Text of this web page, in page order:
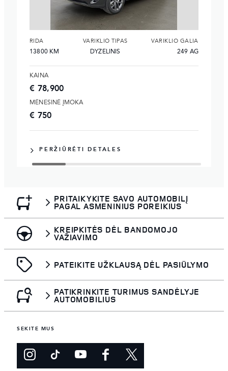
RIDA
13800 KM
VARIKLIO TIPAS
DYZELINIS
VARIKLIO GALIA
249 AG
KAINA
€ 78,900
MĖNESINĖ ĮMOKA
€ 750
PERŽIŪRĖTI DETALES
PRITAIKYKITE SAVO AUTOMOBILĮ
PAGAL ASMENINIUS POREIKIUS
KREIPKITĖS DĖL BANDOMOJO
VAŽIAVIMO
PATEIKITE UŽKLAUSĄ DĖL PASIŪLYMO
PATIKRINKITE TURIMUS SANDĖLYJE
AUTOMOBILIUS
SEKITE MUS